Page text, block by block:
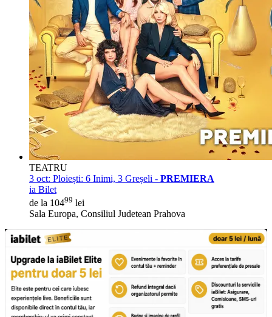
TEATRU
3 oct: Ploiești: 6 Inimi, 3 Greșeli - PREMIERA
ia Bilet
de la 10499 lei
Sala Europa, Consiliul Judetean Prahova